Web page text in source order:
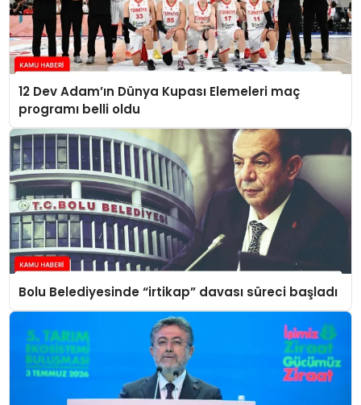
12 Dev Adam’ın Dünya Kupası Elemeleri maç
programı belli oldu
Bolu Belediyesinde “irtikap” davası süreci başladı